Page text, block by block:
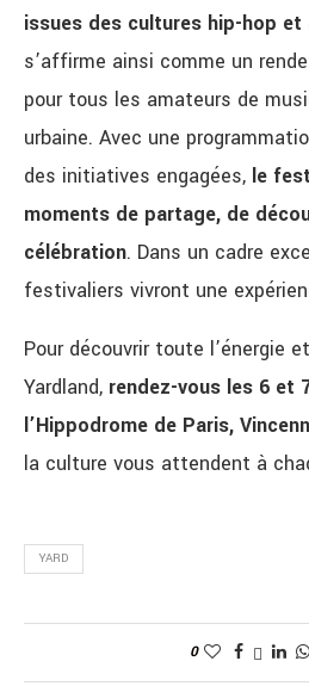
issues des cultures hip-hop et
s’affirme ainsi comme un
pour tous les amateurs de
urbaine. Avec une
des initiatives engagées, le
moments de partage, de
célébration. Dans un cadre
festivaliers vivront une
Pour découvrir toute l’énergie
Yardland, rendez-vous les 6 et
l’Hippodrome de Paris,
la culture vous attendent à
YARD
0